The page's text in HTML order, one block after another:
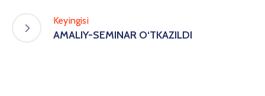
Keyingisi
AMALIY-SEMINAR O‘TKAZILDI